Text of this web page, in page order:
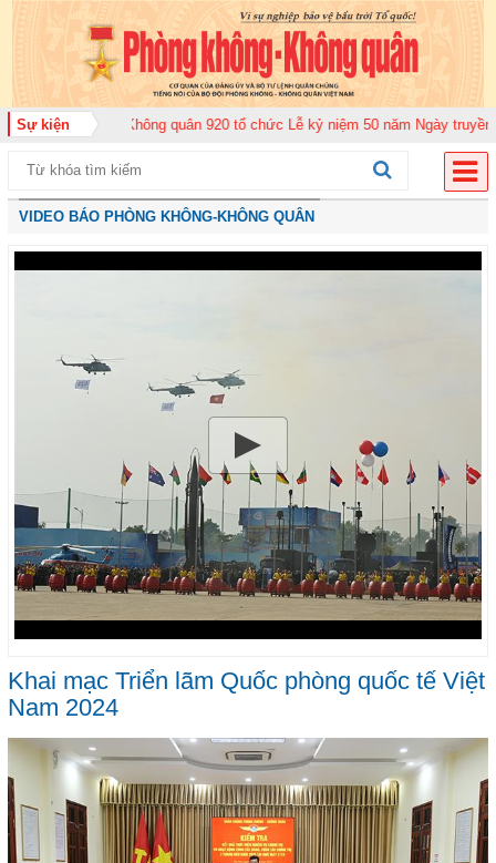
Sự kiện
Không quân 920 tổ chức Lễ kỷ niệm 50 năm Ngày truyền thống (12-11-
VIDEO BÁO PHÒNG KHÔNG-KHÔNG QUÂN
Khai mạc Triển lãm Quốc phòng quốc tế Việt
Nam 2024